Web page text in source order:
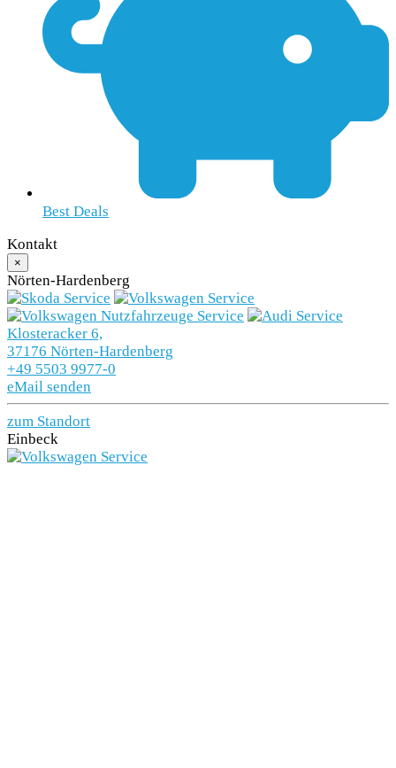
Best Deals
Kontakt
×
Nörten-Hardenberg
Klosteracker 6,
37176 Nörten-Hardenberg
+49 5503 9977-0
eMail senden
zum Standort
Einbeck